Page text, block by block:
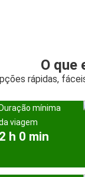
O que
rápidas,
mínima
viagem
h 0 min